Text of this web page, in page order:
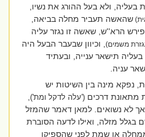
ולא בעל ההורג את נשיו,
שהאשה תעביר מחלה בביאה,
הרא''ש, שאשה זו נגזר עליה
משמים), וכיוון שבעבר הבעל היה
תישאר ענייה, ובעתיד
עניה.
מינה בין השיטות יש
דרכים('עלה לדקל ומת'),
לא נשואים. למאן דאמר שהמזל
מזלה, ואילו לדעה הסוברת
או שמת לפני שהספיקו